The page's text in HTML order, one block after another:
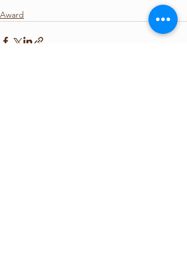
Award